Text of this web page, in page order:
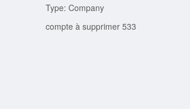
Type: Company
compte à supprimer 533